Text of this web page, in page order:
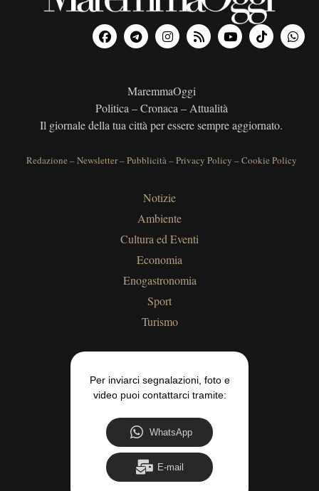
MaremmaOggi
Politica – Cronaca – Attualità
Il giornale della tua città per essere sempre aggiornato.
Redazione –Newsletter–Pubblicità–Privacy Policy –Cookie Policy
Notizie
Ambiente
Cultura ed Eventi
Economia
Enogastronomia
Sport
Turismo
Per inviarci segnalazioni, foto e
video puoi contattarci tramite:
WhatsApp
E-mail